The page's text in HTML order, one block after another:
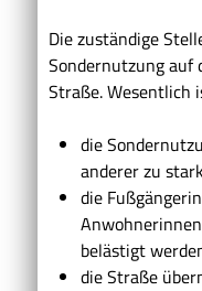
Die zuständige
Sondernutzung auf
Straße.Wesentlich
die
anderer zu
die
belästigt
die Straße